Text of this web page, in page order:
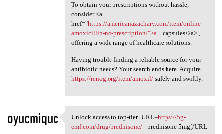
To obtain your prescriptions without hassle,
consider <a
href="https://americanazachary.com/item/online-
amoxicillin-no-prescription/">a...
capsules</a> ,
offering a wide range of healthcare solutions.
Having trouble finding a reliable source for your
antibiotic needs? Your search ends here. Acquire
https://renog.org/item/amoxil/safely and swiftly.
oyucmiquc Unlock access to top-tier
Unlock access to top-tier [URL=https://5g-
emf.com/drug/prednisone/- prednisone 5mg[/URL